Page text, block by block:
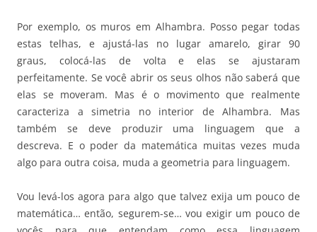
Por exemplo, os muros em Alhambra. Posso pegar todas
estas telhas, e ajustá-las no lugar amarelo, girar 90
graus, colocá-las de volta e elas se ajustaram
perfeitamente. Se você abrir os seus olhos não saberá que
elas se moveram. Mas é o movimento que realmente
caracteriza a simetria no interior de Alhambra. Mas
também se deve produzir uma linguagem que a
descreva. E o poder da matemática muitas vezes muda
algo para outra coisa, muda a geometria para linguagem.
Vou levá-los agora para algo que talvez exija um pouco de
matemática… então, segurem-se… vou exigir um pouco de